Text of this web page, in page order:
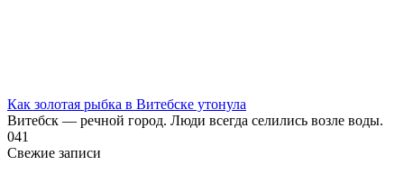
Как золотая рыбка в Витебске утонула
Витебск — речной город. Люди всегда селились возле воды.
041
Свежие записи